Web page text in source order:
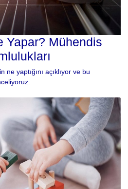
Yapar? Mühendis
yaptığını açıklıyor ve bu